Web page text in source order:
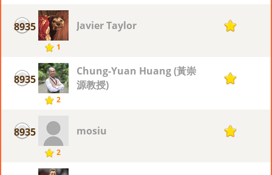
8935
1
Javier Taylor 1
8935
2
Chung-Yuan Huang (黃崇
源教授)
1
8935
2
mosiu 1